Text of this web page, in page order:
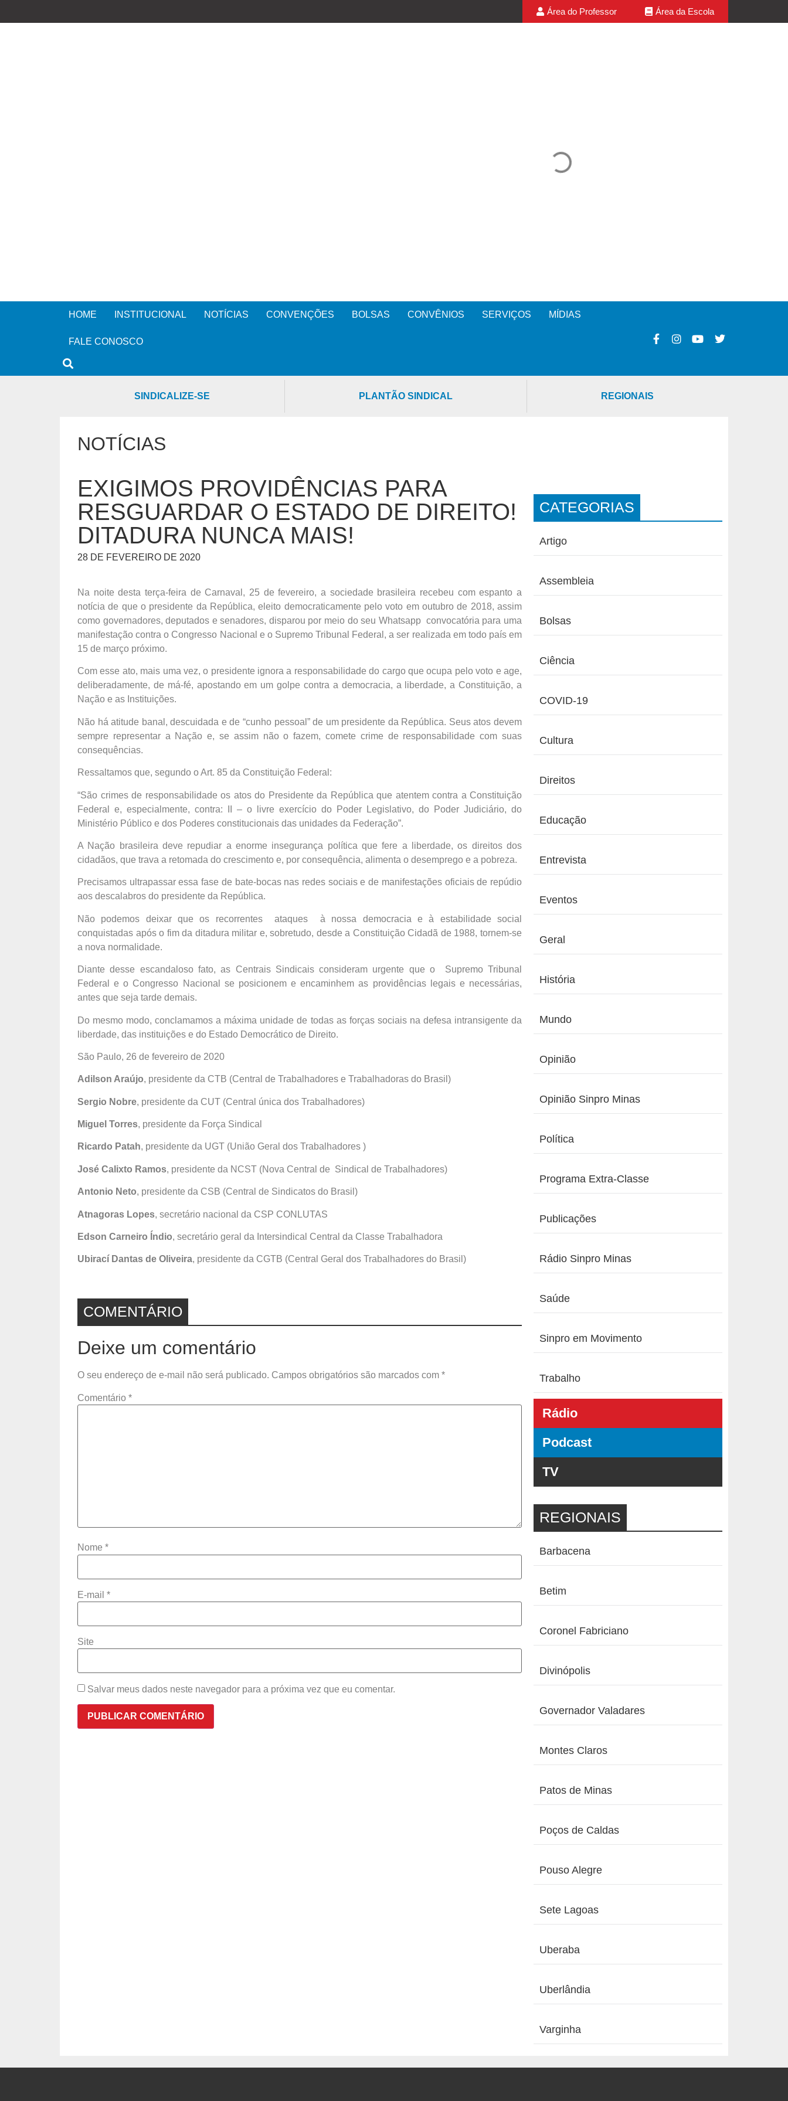
Área do Professor Área da Escola
HOME INSTITUCIONAL NOTÍCIAS CONVENÇÕES BOLSAS CONVÊNIOS SERVIÇOS MÍDIAS
FALE CONOSCO
SINDICALIZE-SE PLANTÃO SINDICAL REGIONAIS
NOTÍCIAS
EXIGIMOS PROVIDÊNCIAS PARA
RESGUARDAR O ESTADO DE DIREITO!
DITADURA NUNCA MAIS!
28 DE FEVEREIRO DE 2020
Na noite desta terça-feira de Carnaval, 25 de fevereiro, a sociedade brasileira recebeu com espanto a
notícia de que o presidente da República, eleito democraticamente pelo voto em outubro de 2018, assim
como governadores, deputados e senadores, disparou por meio do seu Whatsapp convocatória para uma
manifestação contra o Congresso Nacional e o Supremo Tribunal Federal, a ser realizada em todo país em
15 de março próximo.
Com esse ato, mais uma vez, o presidente ignora a responsabilidade do cargo que ocupa pelo voto e age,
deliberadamente, de má-fé, apostando em um golpe contra a democracia, a liberdade, a Constituição, a
Nação e as Instituições.
Não há atitude banal, descuidada e de “cunho pessoal” de um presidente da República. Seus atos devem
sempre representar a Nação e, se assim não o fazem, comete crime de responsabilidade com suas
consequências.
Ressaltamos que, segundo o Art. 85 da Constituição Federal:
“São crimes de responsabilidade os atos do Presidente da República que atentem contra a Constituição
Federal e, especialmente, contra: II – o livre exercício do Poder Legislativo, do Poder Judiciário, do
Ministério Público e dos Poderes constitucionais das unidades da Federação”.
A Nação brasileira deve repudiar a enorme insegurança política que fere a liberdade, os direitos dos
cidadãos, que trava a retomada do crescimento e, por consequência, alimenta o desemprego e a pobreza.
Precisamos ultrapassar essa fase de bate-bocas nas redes sociais e de manifestações oficiais de repúdio
aos descalabros do presidente da República.
Não podemos deixar que os recorrentes ataques à nossa democracia e à estabilidade social
conquistadas após o fim da ditadura militar e, sobretudo, desde a Constituição Cidadã de 1988, tornem-se
a nova normalidade.
Diante desse escandaloso fato, as Centrais Sindicais consideram urgente que o Supremo Tribunal
Federal e o Congresso Nacional se posicionem e encaminhem as providências legais e necessárias,
antes que seja tarde demais.
Do mesmo modo, conclamamos a máxima unidade de todas as forças sociais na defesa intransigente da
liberdade, das instituições e do Estado Democrático de Direito.
São Paulo, 26 de fevereiro de 2020
Adilson Araújo, presidente da CTB (Central de Trabalhadores e Trabalhadoras do Brasil)
Sergio Nobre, presidente da CUT (Central única dos Trabalhadores)
Miguel Torres, presidente da Força Sindical
Ricardo Patah, presidente da UGT (União Geral dos Trabalhadores )
José Calixto Ramos, presidente da NCST (Nova Central de Sindical de Trabalhadores)
Antonio Neto, presidente da CSB (Central de Sindicatos do Brasil)
Atnagoras Lopes, secretário nacional da CSP CONLUTAS
Edson Carneiro Índio, secretário geral da Intersindical Central da Classe Trabalhadora
Ubirací Dantas de Oliveira, presidente da CGTB (Central Geral dos Trabalhadores do Brasil)
COMENTÁRIO
Deixe um comentário
O seu endereço de e-mail não será publicado. Campos obrigatórios são marcados com *
Comentário *
Nome *
E-mail *
Site
Salvar meus dados neste navegador para a próxima vez que eu comentar.
CATEGORIAS
Artigo
Assembleia
Bolsas
Ciência
COVID-19
Cultura
Direitos
Educação
Entrevista
Eventos
Geral
História
Mundo
Opinião
Opinião Sinpro Minas
Política
Programa Extra-Classe
Publicações
Rádio Sinpro Minas
Saúde
Sinpro em Movimento
Trabalho
Rádio
Podcast
TV
REGIONAIS
Barbacena
Betim
Coronel Fabriciano
Divinópolis
Governador Valadares
Montes Claros
Patos de Minas
Poços de Caldas
Pouso Alegre
Sete Lagoas
Uberaba
Uberlândia
Varginha